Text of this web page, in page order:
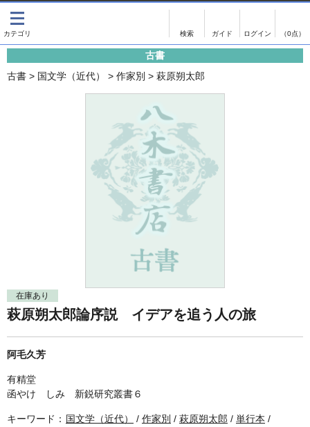
（0点）
影印資料
単行本◆日本語史
単行本◆美術
Ｗｅｂ版
美本なし
書誌学・目録
古書目録
画像がある商品のみ検索
古書
古書 > 国文学（近代） > 作家別 > 萩原朔太郎
在庫あり
萩原朔太郎論序説 イデアを追う人の旅
阿毛久芳
有精堂
函やけ しみ 新鋭研究叢書６
キーワード： 国文学（近代） / 作家別 / 萩原朔太郎 / 単行本 /